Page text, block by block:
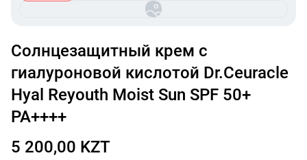
Солнцезащитный крем с
гиалуроновой кислотой Dr.Ceuracle
Hyal Reyouth Moist Sun SPF 50+
PA++++
5 200,00 KZT